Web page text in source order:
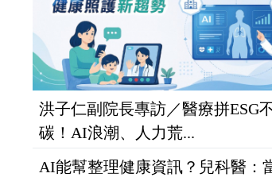
洪子仁副院長專訪／醫療拼ESG
碳！AI浪潮、人力荒...
AI能幫整理健康資訊？兒科醫：